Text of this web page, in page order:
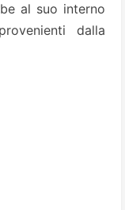
al suo interno
dalla